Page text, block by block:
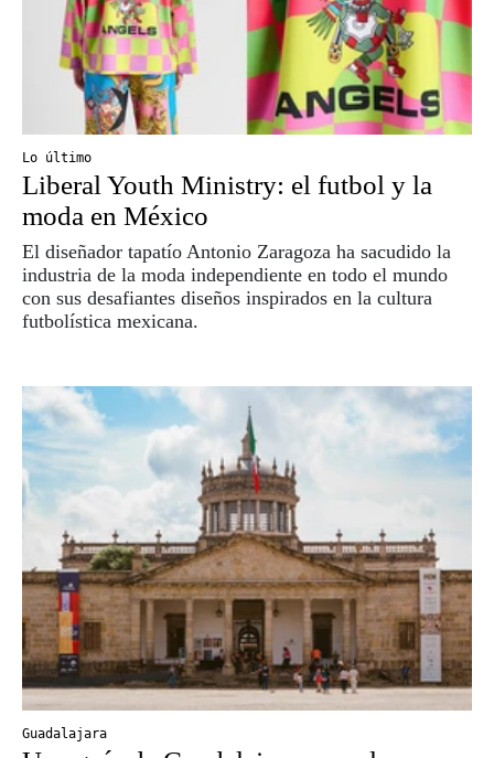
Lo último
Liberal Youth Ministry: el futbol y la
moda en México
El diseñador tapatío Antonio Zaragoza ha sacudido la
industria de la moda independiente en todo el mundo
con sus desafiantes diseños inspirados en la cultura
futbolística mexicana.
Guadalajara